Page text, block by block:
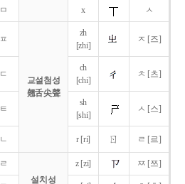
ㅁ x ㅅ
ㅍ
교설첨성
翹舌尖聲
zh
[zhi]
ㅈ [즈]
ㄷ
ch
[chi]
ㅊ [츠]
ㅌ
sh
[shi]
ㅅ [스]
ㄴ r [ri] ㄖ ㄹ [르]
ㄹ
설치성
z [zi] ㅉ [쯔]